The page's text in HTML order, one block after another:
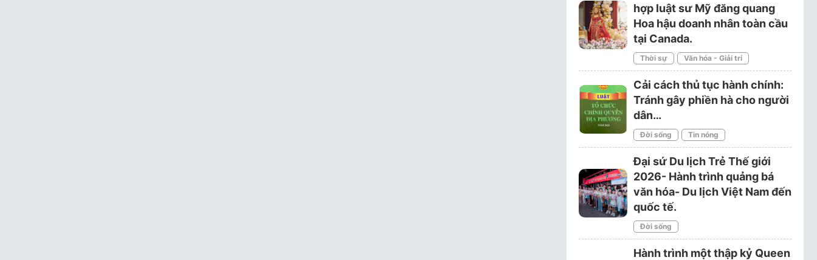
hợp luật sư Mỹ đăng quang
Hoa hậu doanh nhân toàn cầu
tại Canada.
Thời sự Văn hóa - Giải trí
Cải cách thủ tục hành chính:
Tránh gây phiền hà cho người
dân…
Đời sống Tin nóng
Đại sứ Du lịch Trẻ Thế giới
2026- Hành trình quảng bá
văn hóa- Du lịch Việt Nam đến
quốc tế.
Đời sống
Hành trình một thập kỷ Queen